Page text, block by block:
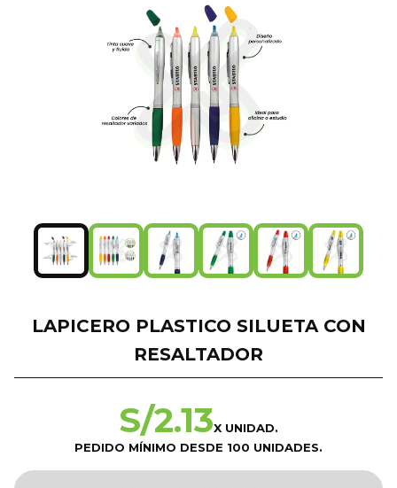
LAPICERO PLASTICO SILUETA CON
RESALTADOR
S/2.13X UNIDAD.
PEDIDO MÍNIMO DESDE 100 UNIDADES.